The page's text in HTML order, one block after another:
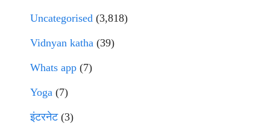
Uncategorised (3,818)
Vidnyan katha (39)
Whats app (7)
Yoga (7)
इंटरनेट(3)